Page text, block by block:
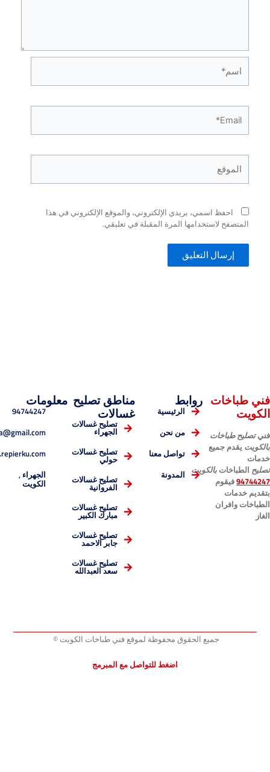
اسمي، بريدي الإلكتروني، والموقع الإلكتروني في هذا
لاستخدامها المرة المقبلة في تعليقي.
جميع
بالكويت
روابط
الرئيسية
من نحن
تواصل معنا
المدونة
مناطق تصليح
غسالات
تصليح غسالات
تصليح غسالات
تصليح غسالات
الفروانية
تصليح غسالات
مبارك الكبير
تصليح غسالات
جابر الاحمد
تصليح غسالات
سعد العبدالله
معلومات
94744247
esmaelnema@gmail.com
www.repierku.com
الجهراء ,
الكويت
جميع الحقوق محفوظة لموقع فني طباخات الكويت ©
اضغط للتواصل مع المبرمج